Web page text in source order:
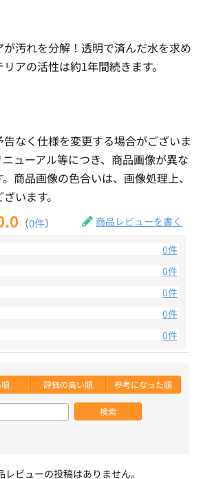
汚れを分解！透明で済んだ水を求め
アの活性は約1年間続きます。
なく仕様を変更する場合がございま
ューアル等につき、商品画像が異な
商品画像の色合いは、画像処理上、
います。
（0件） 商品レビューを書く
0件
0件
0件
0件
0件
評価の高い順 参考になった順
検索
レビューの投稿はありません。